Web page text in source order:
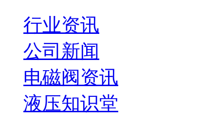
行业资讯
公司新闻
电磁阀资讯
液压知识堂